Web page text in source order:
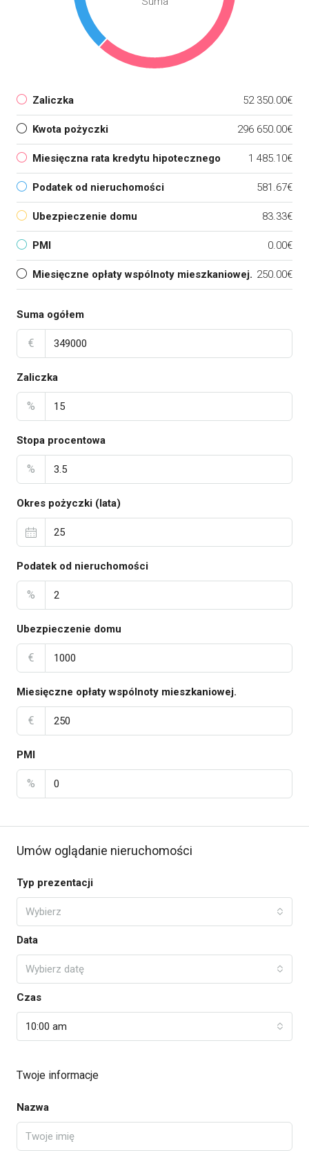
Zaliczka 52 350.00€
Kwota pożyczki 296 650.00€
Miesięczna rata kredytu hipotecznego 1 485.10€
Podatek od nieruchomości 581.67€
Ubezpieczenie domu 83.33€
PMI 0.00€
Miesięczne opłaty wspólnoty mieszkaniowej. 250.00€
Suma ogółem
€
Zaliczka
%
Stopa procentowa
%
Okres pożyczki (lata)
Podatek od nieruchomości
%
Ubezpieczenie domu
€
Miesięczne opłaty wspólnoty mieszkaniowej.
€
PMI
%
Umów oglądanie nieruchomości
Typ prezentacji
Wybierz
Data
Wybierz datę
Czas
10:00 am
Twoje informacje
Nazwa